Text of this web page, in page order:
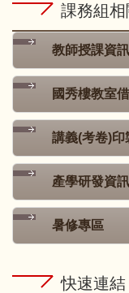
課務組
教師授課資訊
國秀樓教室
講義(考卷)印
產學研發資
暑修專區
快速連結